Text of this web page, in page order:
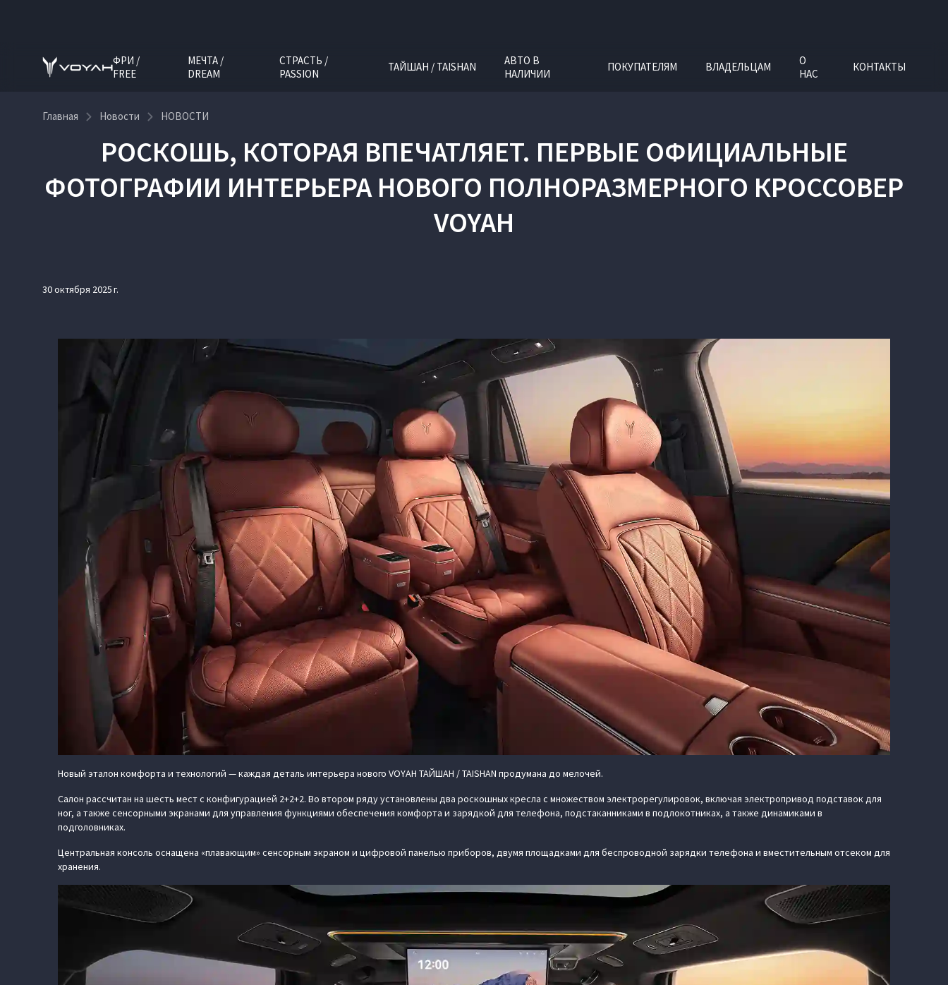
ФРИ /
FREE
МЕЧТА /
DREAM
СТРАСТЬ /
PASSION
ТАЙШАН / TAISHAN
АВТО В
НАЛИЧИИ
ПОКУПАТЕЛЯМ ВЛАДЕЛЬЦАМ
О
НАС
КОНТАКТЫ
Главная Новости НОВОСТИ
РОСКОШЬ, КОТОРАЯ ВПЕЧАТЛЯЕТ. ПЕРВЫЕ ОФИЦИАЛЬНЫЕ
ФОТОГРАФИИ ИНТЕРЬЕРА НОВОГО ПОЛНОРАЗМЕРНОГО КРОССОВЕР
VOYAH
30 октября 2025 г.
Новый эталон комфорта и технологий — каждая деталь интерьера нового VOYAH ТАЙШАН / TAISHAN продумана до мелочей.
Салон рассчитан на шесть мест с конфигурацией 2+2+2. Во втором ряду установлены два роскошных кресла с множеством электрорегулировок, включая электропривод подставок для
ног, а также сенсорными экранами для управления функциями обеспечения комфорта и зарядкой для телефона, подстаканниками в подлокотниках, а также динамиками в
подголовниках.
Центральная консоль оснащена «плавающим» сенсорным экраном и цифровой панелью приборов, двумя площадками для беспроводной зарядки телефона и вместительным отсеком для
хранения.